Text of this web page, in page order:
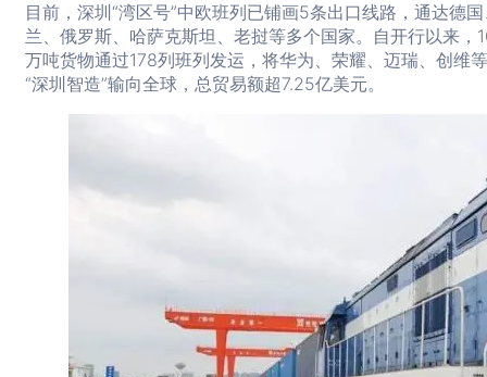
目前，深圳“湾区号”中欧班列已铺画5条出口线路，通达德
兰、俄罗斯、哈萨克斯坦、老挝等多个国家。自开行以来，
万吨货物通过178列班列发运，将华为、荣耀、迈瑞、创维
“深圳智造”输向全球，总贸易额超7.25亿美元。